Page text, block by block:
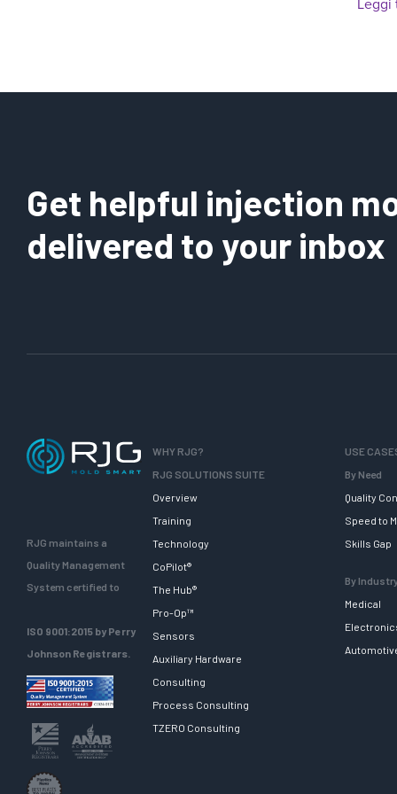
Get helpful injection
delivered to your inbox
RJG maintains a
Quality Management
System certified to
ISO 9001:2015 by Perry
Johnson Registrars.
WHY RJG?
RJG SOLUTIONS SUITE
Overview
Training
Technology
CoPilot®
The Hub®
Pro-Op™
Sensors
Auxiliary Hardware
Consulting
Process Consulting
TZERO Consulting
USE
By Need
Quality
Speed to
Skills Gap
By
Medical